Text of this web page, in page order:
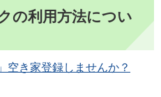
の利用方法につい
空き家登録しませんか？